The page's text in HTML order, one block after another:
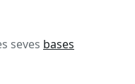
seves bases